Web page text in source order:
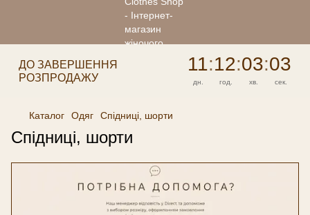
ДО ЗАВЕРШЕННЯ
РОЗПРОДАЖУ
11:12:03:02
дн. год. хв. сек.
Каталог Одяг Спідниці, шорти
Спідниці, шорти